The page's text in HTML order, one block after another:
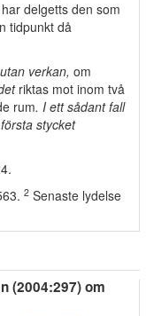
har delgetts den som
tidpunkt då
verkan, om
riktas mot inom två
rum. I ett sådant fall
stycket
2 Senaste lydelse
(2004:297) om